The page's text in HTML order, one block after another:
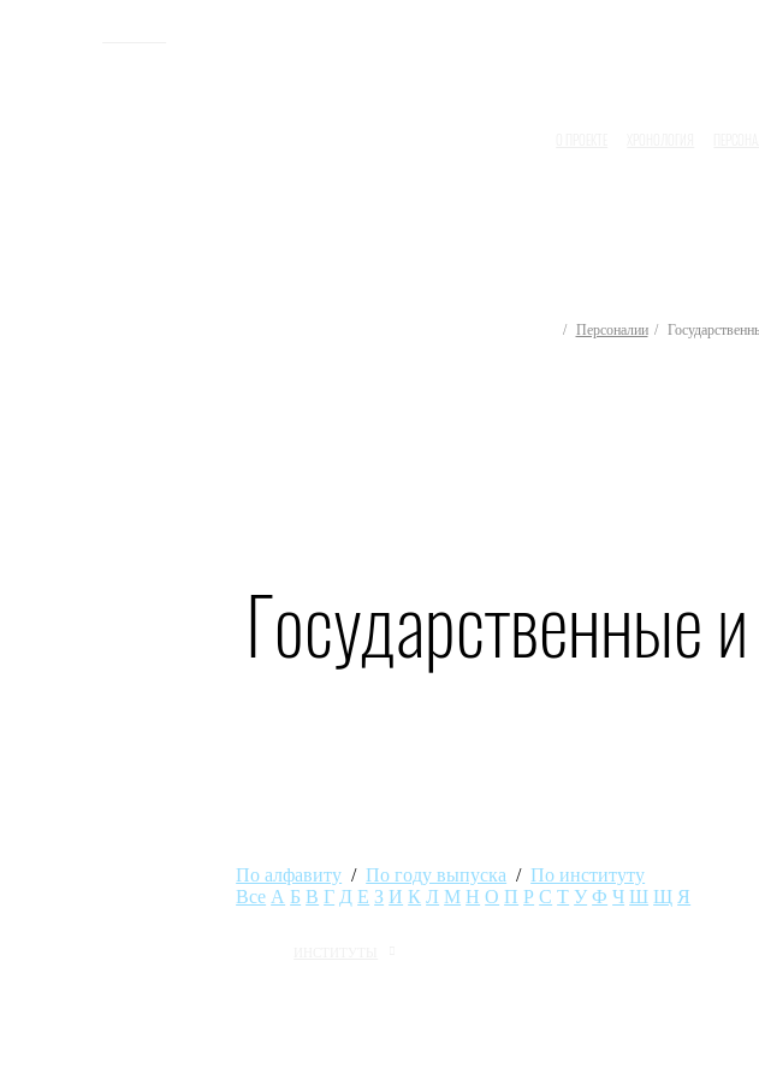
Персоналии
Государственные
По алфавиту /По году выпуска /По институту
Все А Б В Г Д Е З И К Л М Н О П Р С Т У Ф Ч Ш Щ Я